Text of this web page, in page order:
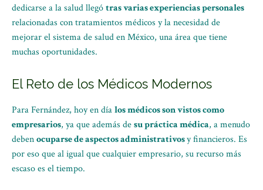
dedicarse a la salud llegótras varias experiencias personales
relacionadas con tratamientos médicos y la necesidad de
mejorar el sistema de salud en México, una área que tiene
muchas oportunidades.
El Reto de los Médicos Modernos
Para Fernández, hoy en díalos médicos son vistos como
empresarios, ya que además desu práctica médica, a menudo
debenocuparse de aspectos administrativosy financieros. Es
por eso que al igual que cualquier empresario, su recurso más
escaso es el tiempo.